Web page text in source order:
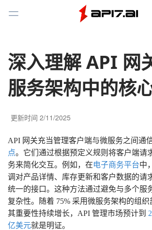
Toggle Menu
深入理解 API 网
服务架构中的核
更新时间 2/11/2025
API 网关充当管理客户端与微服务之间通
点。它们通过根据预定义规则将客户端请
务来简化交互。例如，在电子商务平台中
调对产品详情、库存更新和客户数据的请
统一的接口。这种方法通过避免与多个服
复杂性。随着 75% 采用微服务架构的组织
其重要性持续增长，API 管理市场预计到
亿美元就是明证。